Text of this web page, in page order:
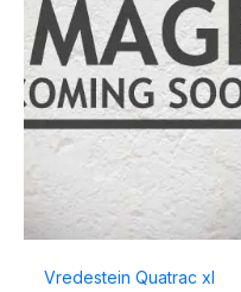
Vredestein Quatrac xl